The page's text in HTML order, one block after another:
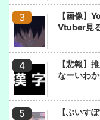
【画像】
Vtuber見
【悲報】
なーいわ
【ぶいす